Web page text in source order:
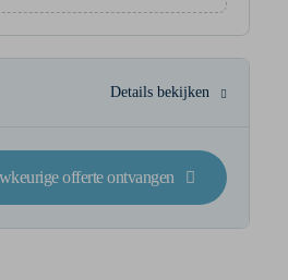
Details bekijken
offerte ontvangen